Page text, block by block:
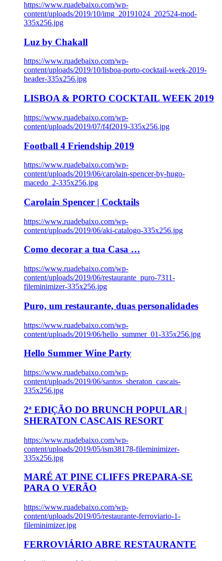
https://www.ruadebaixo.com/wp-
content/uploads/2019/10/img_20191024_202524-mod-
335x256.jpg
Luz by Chakall
https://www.ruadebaixo.com/wp-
content/uploads/2019/10/lisboa-porto-cocktail-week-2019-
header-335x256.jpg
LISBOA & PORTO COCKTAIL WEEK 2019
https://www.ruadebaixo.com/wp-
content/uploads/2019/07/f4f2019-335x256.jpg
Football 4 Friendship 2019
https://www.ruadebaixo.com/wp-
content/uploads/2019/06/carolain-spencer-by-hugo-
macedo_2-335x256.jpg
Carolain Spencer | Cocktails
https://www.ruadebaixo.com/wp-
content/uploads/2019/06/aki-catalogo-335x256.jpg
Como decorar a tua Casa …
https://www.ruadebaixo.com/wp-
content/uploads/2019/06/restaurante_puro-7311-
fileminimizer-335x256.jpg
Puro, um restaurante, duas personalidades
https://www.ruadebaixo.com/wp-
content/uploads/2019/06/hello_summer_01-335x256.jpg
Hello Summer Wine Party
https://www.ruadebaixo.com/wp-
content/uploads/2019/06/santos_sheraton_cascais-
335x256.jpg
2ª EDIÇÃO DO BRUNCH POPULAR |
SHERATON CASCAIS RESORT
https://www.ruadebaixo.com/wp-
content/uploads/2019/05/ism38178-fileminimizer-
335x256.jpg
MARÉ AT PINE CLIFFS PREPARA-SE
PARA O VERÃO
https://www.ruadebaixo.com/wp-
content/uploads/2019/05/restaurante-ferroviario-1-
fileminimizer.jpg
FERROVIÁRIO ABRE RESTAURANTE